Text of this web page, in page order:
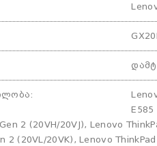
:
E585
2 (20VH/20VJ), Lenovo
2 (20VL/20VK), Lenovo